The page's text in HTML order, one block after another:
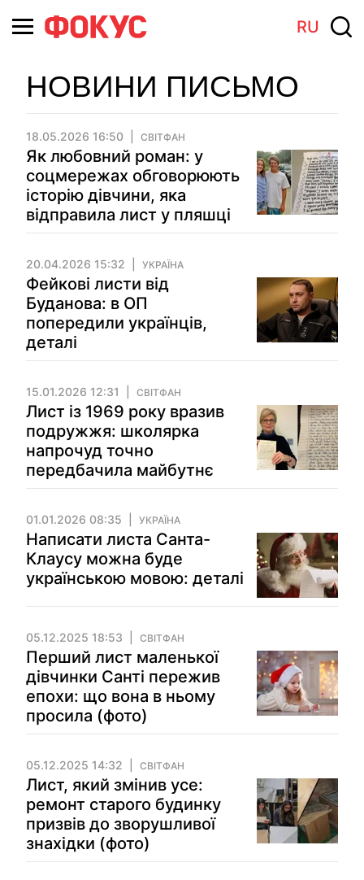
RU
НОВИНИ ПИСЬМО
18.05.2026 16:50 СВІТФАН
Як любовний роман: у
соцмережах обговорюють
історію дівчини, яка
відправила лист у пляшці
20.04.2026 15:32 УКРАЇНА
Фейкові листи від
Буданова: в ОП
попередили українців,
деталі
15.01.2026 12:31 СВІТФАН
Лист із 1969 року вразив
подружжя: школярка
напрочуд точно
передбачила майбутнє
01.01.2026 08:35 УКРАЇНА
Написати листа Санта-
Клаусу можна буде
українською мовою: деталі
05.12.2025 18:53 СВІТФАН
Перший лист маленької
дівчинки Санті пережив
епохи: що вона в ньому
просила (фото)
05.12.2025 14:32 СВІТФАН
Лист, який змінив усе:
ремонт старого будинку
призвів до зворушливої
знахідки (фото)